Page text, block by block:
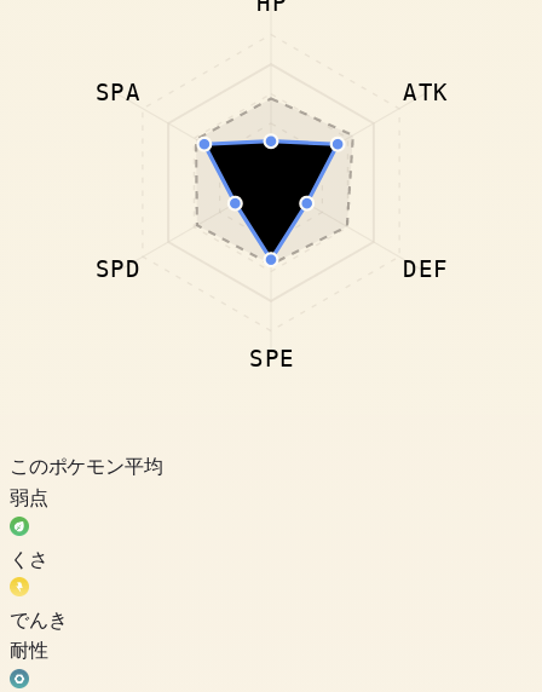
ATK
DEF
SPE
SPD
SPA
このポケモン平均
弱点
くさ
でんき
耐性